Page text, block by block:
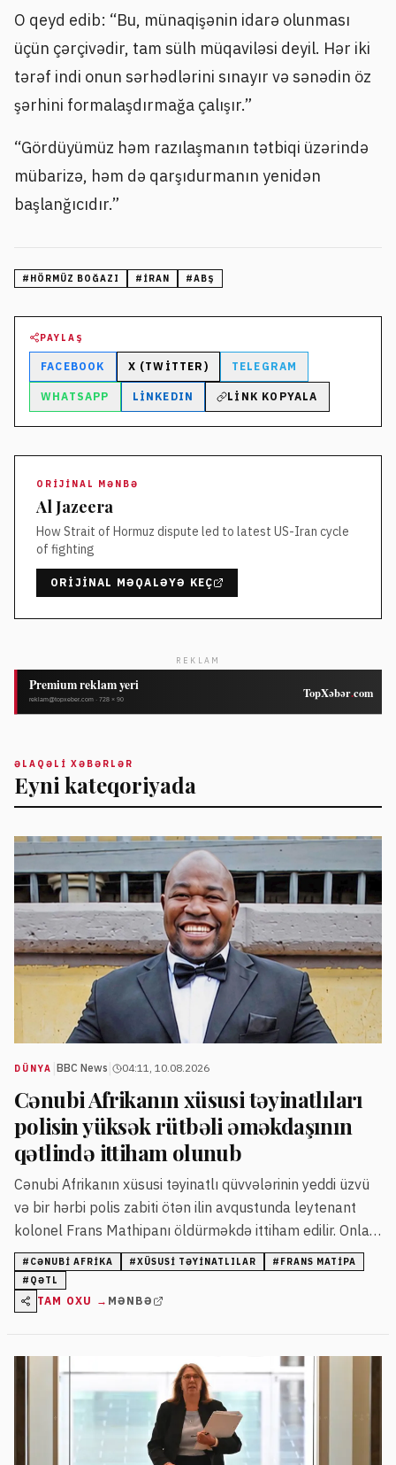
O qeyd edib: “Bu, münaqişənin idarə olunması
üçün çərçivədir, tam sülh müqaviləsi deyil. Hər iki
tərəf indi onun sərhədlərini sınayır və sənədin öz
şərhini formalaşdırmağa çalışır.”
“Gördüyümüz həm razılaşmanın tətbiqi üzərində
mübarizə, həm də qarşıdurmanın yenidən
başlanğıcıdır.”
# HÖRMÜZ BOĞAZI # İRAN #ABŞ
PAYLAŞ
FACEBOOK X (TWITTER) TELEGRAM
WHATSAPP LINKEDIN LINK KOPYALA
ORIJINAL MƏNBƏ
Al Jazeera
How Strait of Hormuz dispute led to latest US-Iran cycle
of fighting
ORIJINAL MƏQALƏYƏ KEÇ
REKLAM
ƏLAQƏLI XƏBƏRLƏR
Eyni kateqoriyada
DÜNYA BBC News 04:11, 10.08.2026
Cənubi Afrikanın xüsusi təyinatlıları
polisin yüksək rütbəli əməkdaşının
qətlində ittiham olunub
Cənubi Afrikanın xüsusi təyinatlı qüvvələrinin yeddi üzvü
və bir hərbi polis zabiti ötən ilin avqustunda leytenant
kolonel Frans Mathipanı öldürməkdə ittiham edilir. Onlar
ittihamları rədd edir.
# CƏNUBI AFRIKA #XÜSUSI TƏYINATLILAR # FRANS MATIPA
# QƏTL
TAM OXU → MƏNBƏ